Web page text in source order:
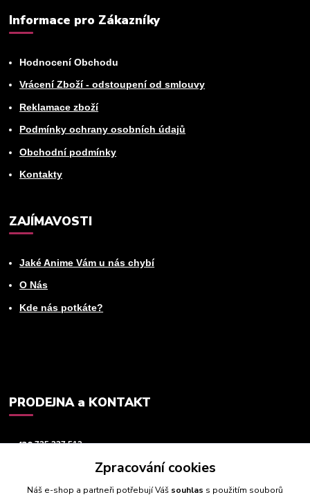
Informace pro Zákazníky
Hodnocení Obchodu
Vrácení Zboží - odstoupení od smlouvy
Reklamace zboží
Podmínky ochrany osobních údajů
Obchodní podmínky
Kontakty
ZAJÍMAVOSTI
Jaké Anime Vám u nás chybí
O Nás
Kde nás potkáte?
PRODEJNA a KONTAKT
+420725 237 512
Zpracování cookies
Náš e-shop a partneři potřebují Váš souhlas s použitím souborů